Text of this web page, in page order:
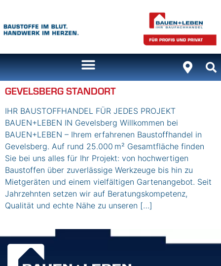
GEVELSBERG STANDORT
IHR BAUSTOFFHANDEL FÜR JEDES PROJEKT
BAUEN+LEBEN IN Gevelsberg Willkommen bei
BAUEN+LEBEN – Ihrem erfahrenen Baustoffhandel in
Gevelsberg. Auf rund 25.000 m² Gesamtfläche finden
Sie bei uns alles für Ihr Projekt: von hochwertigen
Baustoffen über zuverlässige Werkzeuge bis hin zu
Mietgeräten und einem vielfältigen Gartenangebot. Seit
Jahrzehnten setzen wir auf Beratungskompetenz,
Qualität und echte Nähe zu unseren […]